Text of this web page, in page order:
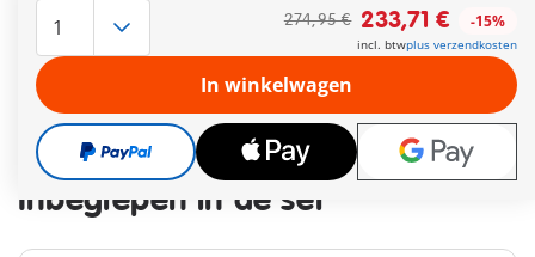
Leveringstermijn op dit moment 3 tot 5 werkdagen
Gratis verzending vanaf €30
274,95 € -15%
incl. btwplus verzendkosten
274,95 € 233,71 € -15%
incl. btwplus verzendkosten
In winkelwagen
Inbegrepen in de set